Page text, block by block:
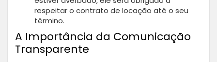
respeitar o contrato de locação até o seu
término.
A Importância da Comunicação
Transparente